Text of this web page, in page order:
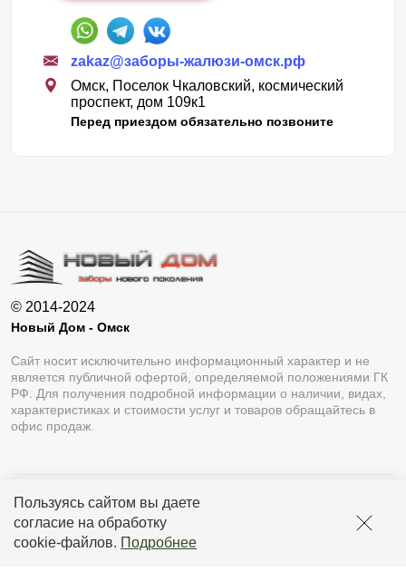
Пользуясь сайтом вы даете
согласие на обработку
cookie-файлов. Подробнее
zakaz@заборы-жалюзи-омск.рф
Омск, Поселок Чкаловский, космический
проспект, дом 109к1
Перед приездом обязательно позвоните
© 2014-2024
Новый Дом - Омск
Сайт носит исключительно информационный характер и не
является публичной офертой, определяемой положениями ГК
РФ. Для получения подробной информации о наличии, видах,
характеристиках и стоимости услуг и товаров обращайтесь в
офис продаж.
Разработка сайтаLukevium
Политика конфиденциальности